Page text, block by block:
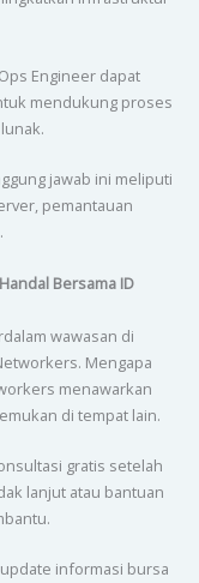
Engineer dapat
mendukung proses
jawab ini meliputi
pemantauan
Bersama ID
wawasan di
Mengapa
menawarkan
di tempat lain.
gratis setelah
lanjut atau bantuan
informasi bursa